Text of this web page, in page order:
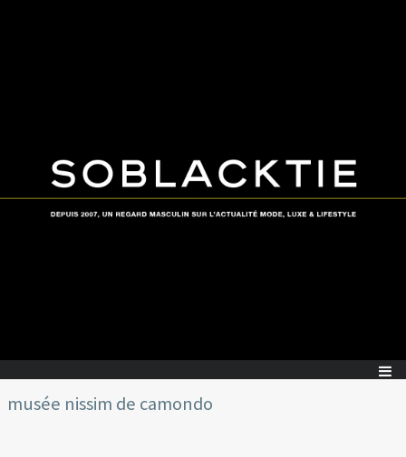
musée nissim de camondo